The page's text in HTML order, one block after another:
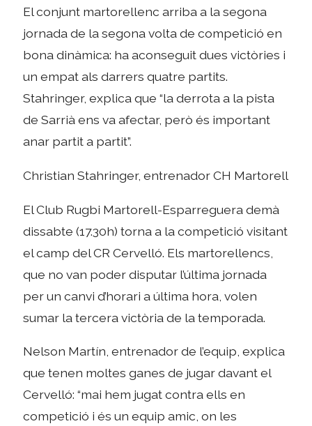
El conjunt martorellenc arriba a la segona
jornada de la segona volta de competició en
bona dinàmica: ha aconseguit dues victòries i
un empat als darrers quatre partits.
Stahringer, explica que “la derrota a la pista
de Sarrià ens va afectar, però és important
anar partit a partit”.
Christian Stahringer, entrenador CH Martorell
El Club Rugbi Martorell-Esparreguera demà
dissabte (17.30h) torna a la competició visitant
el camp del CR Cervelló. Els martorellencs,
que no van poder disputar l’última jornada
per un canvi d’horari a última hora, volen
sumar la tercera victòria de la temporada.
Nelson Martín, entrenador de l’equip, explica
que tenen moltes ganes de jugar davant el
Cervelló: “mai hem jugat contra ells en
competició i és un equip amic, on les